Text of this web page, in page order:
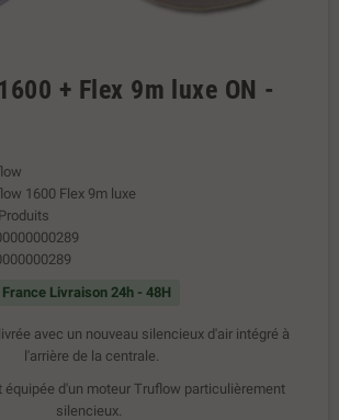
+ Flex 9m luxe ON -
1600 Flex 9m luxe
Livraison 24h - 48H
avec un nouveau silencieux d'air intégré à
l'arrière de la centrale.
équipée d'un moteur Truflow particulièrement
silencieux.